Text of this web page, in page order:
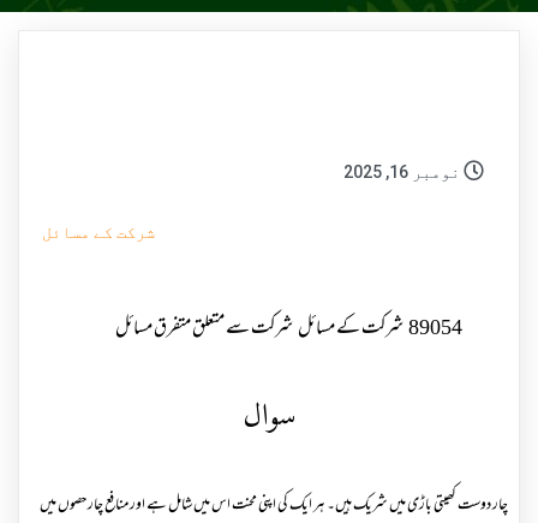
نومبر 16, 2025
شرکت کے مسائل
89054شرکت کے مسائلشرکت سے متعلق متفرق مسائل
سوال
چار دوست کھیتی باڑی میں شریک ہیں۔ ہر ایک کی اپنی محنت اس میں شامل ہے اور منافع چار حصوں میں